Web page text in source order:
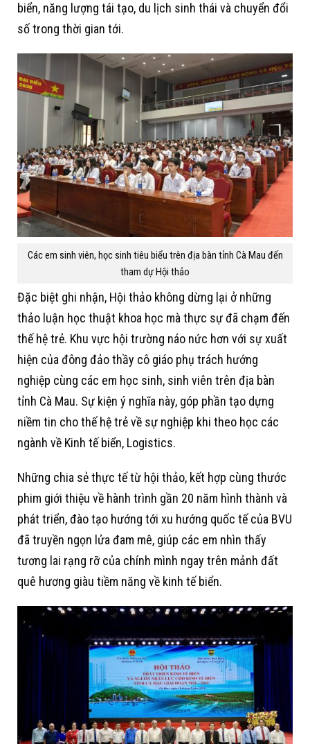
biển, năng lượng tái tạo, du lịch sinh thái và chuyển đổi
số trong thời gian tới.
Các em sinh viên, học sinh tiêu biểu trên địa bàn tỉnh Cà Mau đến
tham dự Hội thảo
Đặc biệt ghi nhận, Hội thảo không dừng lại ở những
thảo luận học thuật khoa học mà thực sự đã chạm đến
thế hệ trẻ. Khu vực hội trường náo nức hơn với sự xuất
hiện của đông đảo thầy cô giáo phụ trách hướng
nghiệp cùng các em học sinh, sinh viên trên địa bàn
tỉnh Cà Mau. Sự kiện ý nghĩa này, góp phần tạo dựng
niềm tin cho thế hệ trẻ về sự nghiệp khi theo học các
ngành về Kinh tế biển, Logistics.
Những chia sẻ thực tế từ hội thảo, kết hợp cùng thước
phim giới thiệu về hành trình gần 20 năm hình thành và
phát triển, đào tạo hướng tới xu hướng quốc tế của BVU
đã truyền ngọn lửa đam mê, giúp các em nhìn thấy
tương lai rạng rỡ của chính mình ngay trên mảnh đất
quê hương giàu tiềm năng về kinh tế biển.